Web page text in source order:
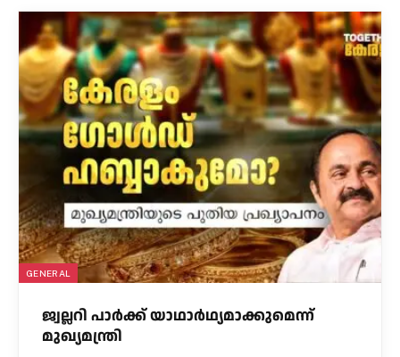
GENERAL
ജ്വല്ലറി പാർക്ക് യാഥാർഥ്യമാക്കുമെന്ന്
മുഖ്യമന്ത്രി